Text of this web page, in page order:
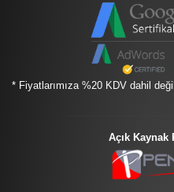
* Fiyatlarımıza %20 KDV dahil
Açık